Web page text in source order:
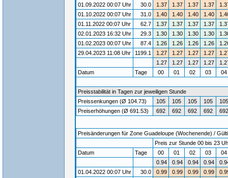
01.09.2022 00:07 Uhr
30.0 1.37 1.37 1.37 1.37
01.10.2022 00:07 Uhr
31.0 1.40 1.40 1.40 1.40
01.11.2022 00:07 Uhr
62.7 1.37 1.37 1.37 1.37
02.01.2023 16:32 Uhr
29.3 1.30 1.30 1.30 1.30
01.02.2023 00:07 Uhr
87.4 1.26 1.26 1.26 1.26
29.04.2023 11:08 Uhr
1199.1 1.27 1.27 1.27 1.27
1.27
1.27 1.27 1.27
Datum
Tage 00 01 02 03 04
Preisstabilität in Tagen zur jeweiligen Stunde
Preissenkungen (Ø 104.73)
105 105 105 105
105
Preiserhöhungen (Ø 691.53)
692 692 692 692 692
Preisänderungen für Zone Guadeloupe (Wochenende) /
Preis zur Stunde 00 bis 23
Datum
Tage 00 01 02 03
0.94
0.94 0.94 0.94
01.04.2022 00:07 Uhr
30.0 0.99 0.99 0.99 0.99